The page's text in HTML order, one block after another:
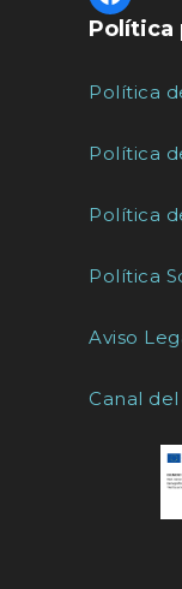
Política
Política
Política
Política
Política
Aviso
Canal